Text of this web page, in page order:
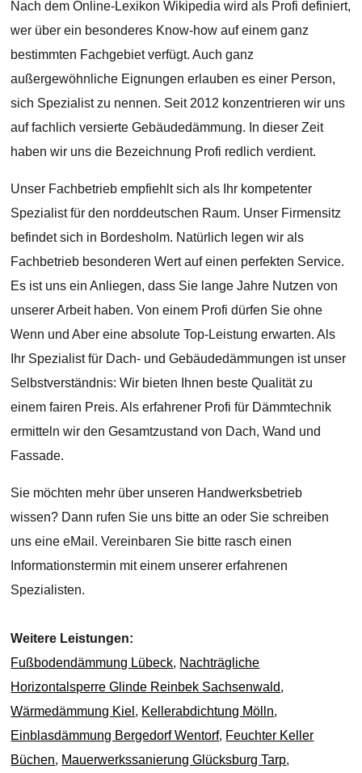
Nach dem Online-Lexikon Wikipedia wird als Profi definiert,
wer über ein besonderes Know-how auf einem ganz
bestimmten Fachgebiet verfügt. Auch ganz
außergewöhnliche Eignungen erlauben es einer Person,
sich Spezialist zu nennen. Seit 2012 konzentrieren wir uns
auf fachlich versierte Gebäudedämmung. In dieser Zeit
haben wir uns die Bezeichnung Profi redlich verdient.
Unser Fachbetrieb empfiehlt sich als Ihr kompetenter
Spezialist für den norddeutschen Raum. Unser Firmensitz
befindet sich in Bordesholm. Natürlich legen wir als
Fachbetrieb besonderen Wert auf einen perfekten Service.
Es ist uns ein Anliegen, dass Sie lange Jahre Nutzen von
unserer Arbeit haben. Von einem Profi dürfen Sie ohne
Wenn und Aber eine absolute Top-Leistung erwarten. Als
Ihr Spezialist für Dach- und Gebäudedämmungen ist unser
Selbstverständnis: Wir bieten Ihnen beste Qualität zu
einem fairen Preis. Als erfahrener Profi für Dämmtechnik
ermitteln wir den Gesamtzustand von Dach, Wand und
Fassade.
Sie möchten mehr über unseren Handwerksbetrieb
wissen? Dann rufen Sie uns bitte an oder Sie schreiben
uns eine eMail. Vereinbaren Sie bitte rasch einen
Informationstermin mit einem unserer erfahrenen
Spezialisten.
Weitere Leistungen:
Fußbodendämmung Lübeck, Nachträgliche
Horizontalsperre Glinde Reinbek Sachsenwald,
Wärmedämmung Kiel , Kellerabdichtung Mölln,
Einblasdämmung Bergedorf Wentorf, Feuchter Keller
Büchen, Mauerwerkssanierung Glücksburg Tarp,